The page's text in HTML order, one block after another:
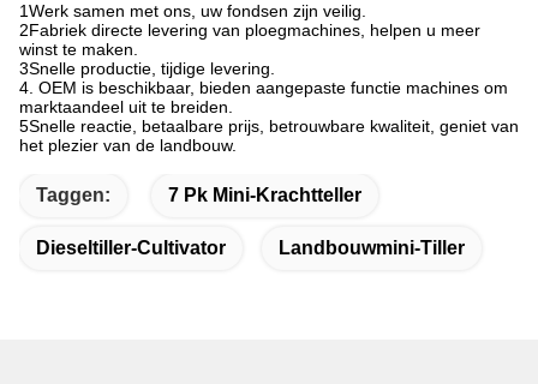
1Werk samen met ons, uw fondsen zijn veilig.
2Fabriek directe levering van ploegmachines, helpen u meer
winst te maken.
3Snelle productie, tijdige levering.
4. OEM is beschikbaar, bieden aangepaste functie machines om
marktaandeel uit te breiden.
5Snelle reactie, betaalbare prijs, betrouwbare kwaliteit, geniet van
het plezier van de landbouw.
Taggen: 7 Pk Mini-Krachtteller
Dieseltiller-Cultivator Landbouwmini-Tiller